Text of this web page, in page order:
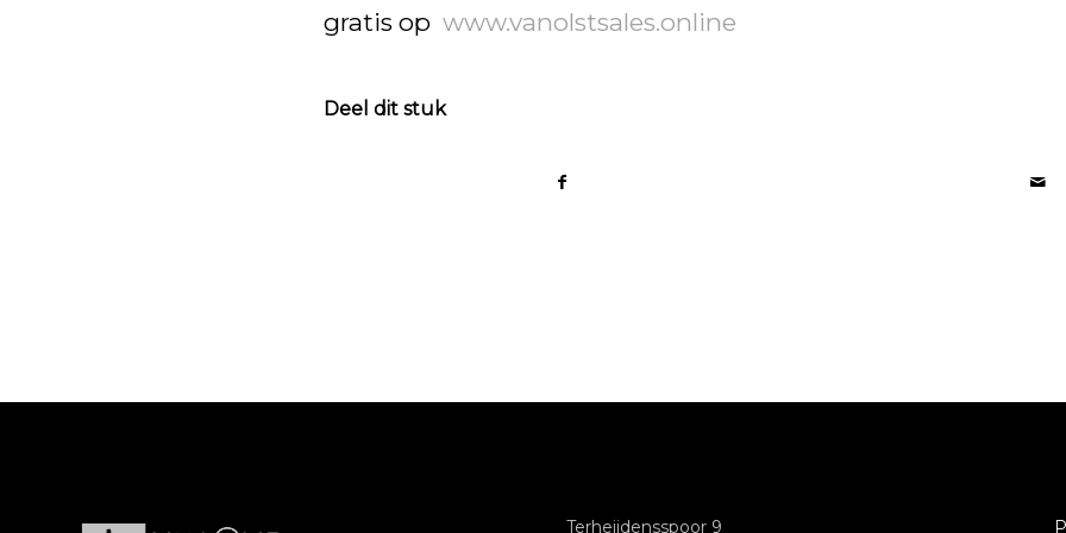
gratis op www.vanolstsales.online
Deel dit stuk
Terheijdensspoor 9